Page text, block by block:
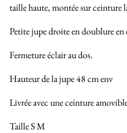
taille haute, montée sur ceinture
Petite jupe droite en doublure
Fermeture éclair au dos.
Hauteur de la jupe 48 cm env
Livrée avec une ceinture
Taille S M